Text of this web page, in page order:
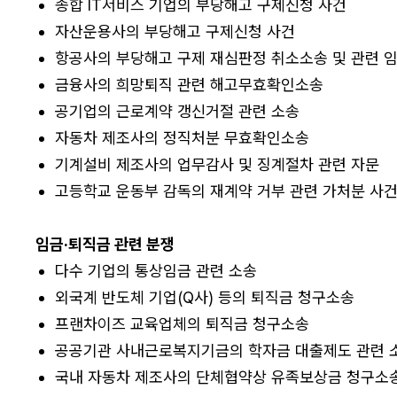
종합 IT서비스 기업의 부당해고 구제신청 사건
자산운용사의 부당해고 구제신청 사건
항공사의 부당해고 구제 재심판정 취소소송 및 관련
금융사의 희망퇴직 관련 해고무효확인소송
공기업의 근로계약 갱신거절 관련 소송
자동차 제조사의 정직처분 무효확인소송
기계설비 제조사의 업무감사 및 징계절차 관련 자문
고등학교 운동부 감독의 재계약 거부 관련 가처분 사건
임금·퇴직금 관련 분쟁
다수 기업의 통상임금 관련 소송
외국계 반도체 기업(Q사) 등의 퇴직금 청구소송
프랜차이즈 교육업체의 퇴직금 청구소송
공공기관 사내근로복지기금의 학자금 대출제도 관련
국내 자동차 제조사의 단체협약상 유족보상금 청구소